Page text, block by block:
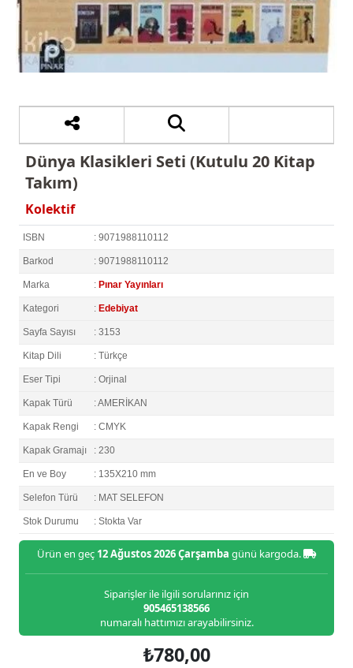
Dünya Klasikleri Seti (Kutulu 20 Kitap
Takım)
Kolektif
ISBN : 9071988110112
Barkod : 9071988110112
Marka : Pınar Yayınları
Kategori : Edebiyat
Sayfa Sayısı : 3153
Kitap Dili : Türkçe
Eser Tipi : Orjinal
Kapak Türü : AMERİKAN
Kapak Rengi : CMYK
Kapak Gramajı : 230
En ve Boy : 135X210 mm
Selefon Türü : MAT SELEFON
Stok Durumu : Stokta Var
Ürün en geç 12 Ağustos 2026 Çarşamba günü kargoda.
Siparişler ile ilgili sorularınız için
905465138566
numaralı hattımızı arayabilirsiniz.
₺780,00